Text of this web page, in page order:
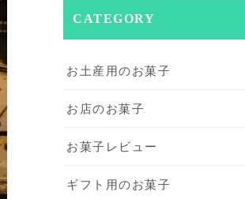
CATEGORY
お土産用のお菓子
お店のお菓子
お菓子レビュー
ギフト用のお菓子